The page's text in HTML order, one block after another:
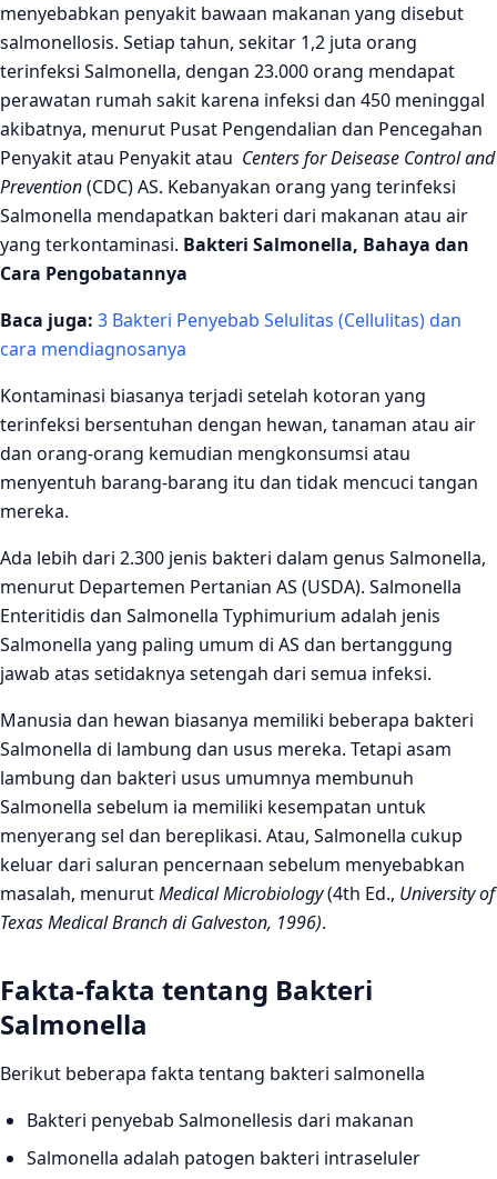
Bagaimana Salmonella Menginfeksi?
Gejala-Gejala Infeksi Salmonella?
Diagnosis Salmonella dan cara perawatannya?
Bagimana cara mencegah infeksi Salmonella?
Refrensi :
menyebabkan penyakit bawaan makanan yang disebut
salmonellosis. Setiap tahun, sekitar 1,2 juta orang
terinfeksi Salmonella, dengan 23.000 orang mendapat
perawatan rumah sakit karena infeksi dan 450 meninggal
akibatnya, menurut Pusat Pengendalian dan Pencegahan
Penyakit atau Penyakit atau Centers for Deisease Control and
Prevention(CDC) AS. Kebanyakan orang yang terinfeksi
Salmonella mendapatkan bakteri dari makanan atau air
yang terkontaminasi. Bakteri Salmonella, Bahaya dan
Cara Pengobatannya
Baca juga: 3 Bakteri Penyebab Selulitas (Cellulitas) dan
cara mendiagnosanya
Kontaminasi biasanya terjadi setelah kotoran yang
terinfeksi bersentuhan dengan hewan, tanaman atau air
dan orang-orang kemudian mengkonsumsi atau
menyentuh barang-barang itu dan tidak mencuci tangan
mereka.
Ada lebih dari 2.300 jenis bakteri dalam genus Salmonella,
menurut Departemen Pertanian AS (USDA). Salmonella
Enteritidis dan Salmonella Typhimurium adalah jenis
Salmonella yang paling umum di AS dan bertanggung
jawab atas setidaknya setengah dari semua infeksi.
Manusia dan hewan biasanya memiliki beberapa bakteri
Salmonella di lambung dan usus mereka. Tetapi asam
lambung dan bakteri usus umumnya membunuh
Salmonella sebelum ia memiliki kesempatan untuk
menyerang sel dan bereplikasi. Atau, Salmonella cukup
keluar dari saluran pencernaan sebelum menyebabkan
masalah, menurutMedical Microbiology(4th Ed., University of
Texas Medical Branch di Galveston, 1996).
Fakta-fakta tentang Bakteri
Salmonella
Berikut beberapa fakta tentang bakteri salmonella
Bakteri penyebab Salmonellesis dari makanan
Salmonella adalah patogen bakteri intraseluler